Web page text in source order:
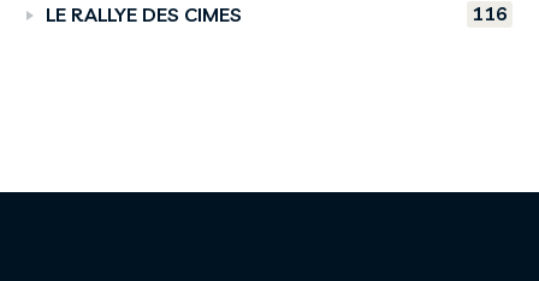
LE RALLYE DES CIMES 116